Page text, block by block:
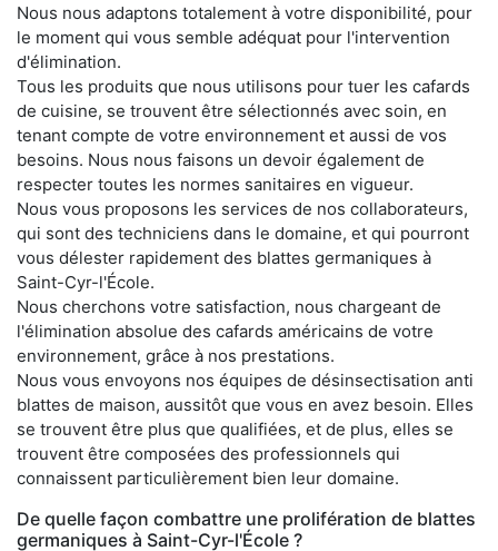
Nous nous adaptons totalement à votre disponibilité, pour
le moment qui vous semble adéquat pour l'intervention
d'élimination.
Tous les produits que nous utilisons pour tuer les cafards
de cuisine, se trouvent être sélectionnés avec soin, en
tenant compte de votre environnement et aussi de vos
besoins. Nous nous faisons un devoir également de
respecter toutes les normes sanitaires en vigueur.
Nous vous proposons les services de nos collaborateurs,
qui sont des techniciens dans le domaine, et qui pourront
vous délester rapidement des blattes germaniques à
Saint-Cyr-l'École.
Nous cherchons votre satisfaction, nous chargeant de
l'élimination absolue des cafards américains de votre
environnement, grâce à nos prestations.
Nous vous envoyons nos équipes de désinsectisation anti
blattes de maison, aussitôt que vous en avez besoin. Elles
se trouvent être plus que qualifiées, et de plus, elles se
trouvent être composées des professionnels qui
connaissent particulièrement bien leur domaine.
De quelle façon combattre une prolifération de blattes
germaniques à Saint-Cyr-l'École ?